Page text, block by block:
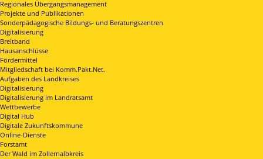
Regionales Übergangsmanagement
Projekte und Publikationen
Sonderpädagogische Bildungs- und Beratungszentren
Digitalisierung
Breitband
Hausanschlüsse
Fördermittel
Mitgliedschaft bei Komm.Pakt.Net.
Aufgaben des Landkreises
Digitalisierung
Digitalisierung im Landratsamt
Wettbewerbe
Digital Hub
Digitale Zukunftskommune
Online-Dienste
Forstamt
Der Wald im Zollernalbkreis